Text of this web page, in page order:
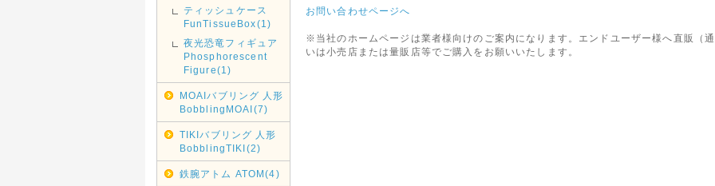
ティッシュケース
FunTissueBox(1)
夜光恐竜フィギュア
Phosphorescent
Figure(1)
MOAIバブリング 人形
BobblingMOAI(7)
TIKIバブリング 人形
BobblingTIKI(2)
鉄腕アトム ATOM(4)
お問い合わせページへ
※当社のホームページは業者様向けのご案内になります。エンドユーザー様へ直販（
いは小売店または量販店等でご購入をお願いいたします。